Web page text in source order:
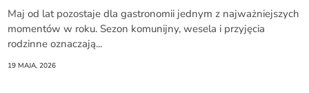
Maj od lat pozostaje dla gastronomii jednym z najważniejszych
momentów w roku. Sezon komunijny, wesela i przyjęcia
rodzinne oznaczają...
19 MAJA, 2026